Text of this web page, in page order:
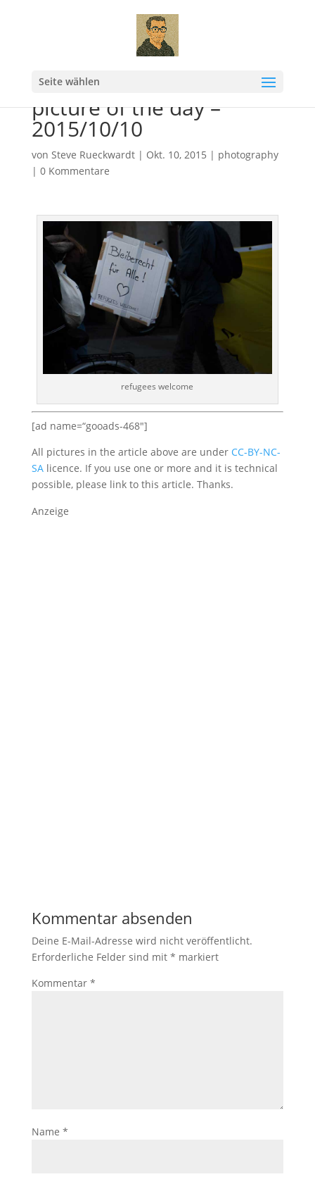
Seite wählen
picture of the day –
2015/10/10
von Steve Rueckwardt| Okt. 10, 2015 | photography
| 0 Kommentare
refugees welcome
[ad name=“gooads-468″]
All pictures in the article above are under CC-BY-NC-
SAlicence. If you use one or more and it is technical
possible, please link to this article. Thanks.
Anzeige
Kommentar absenden
Deine E-Mail-Adresse wird nicht veröffentlicht.
Erforderliche Felder sind mit * markiert
Kommentar *
Name *